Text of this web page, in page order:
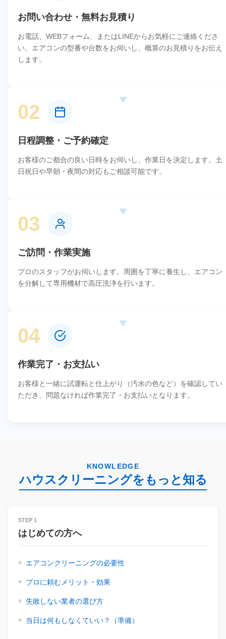
お問い合わせ・無料お見積り
お電話、WEBフォーム、またはLINEからお気軽にご連絡くださ
い。エアコンの型番や台数をお伺いし、概算のお見積りをお伝え
します。
02
日程調整・ご予約確定
お客様のご都合の良い日時をお伺いし、作業日を決定します。土
日祝日や早朝・夜間の対応もご相談可能です。
03
ご訪問・作業実施
プロのスタッフがお伺いします。周囲を丁寧に養生し、エアコン
を分解して専用機材で高圧洗浄を行います。
04
作業完了・お支払い
お客様と一緒に試運転と仕上がり（汚水の色など）を確認してい
ただき、問題なければ作業完了・お支払いとなります。
KNOWLEDGE
ハウスクリーニングをもっと知る
STEP 1
はじめての方へ
エアコンクリーニングの必要性
プロに頼むメリット・効果
失敗しない業者の選び方
当日は何もしなくていい？（準備）